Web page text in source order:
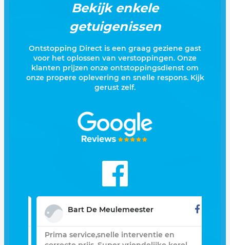
Bekijk enkele
getuigenissen
Ontstopping Direct is een graag geziene gast
voor het oplossen van verstoppingen. Onze
klanten prijzen onze ontstoppingsdienst om
onze propere oplevering en snelle respons. Kijk
gerust zelf.
Bart De Meulemeester
Prima service,snelle interventie en